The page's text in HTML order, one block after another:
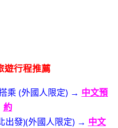
行程推薦
乘 (外國人限定) → 中文預
約
出發)(外國人限定) → 中文